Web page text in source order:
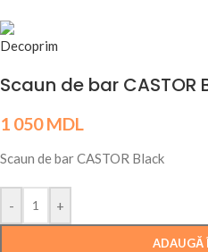
Scaun de bar CASTOR
1 050MDL
Scaun de bar CASTOR Black
- +
ADAUGĂ